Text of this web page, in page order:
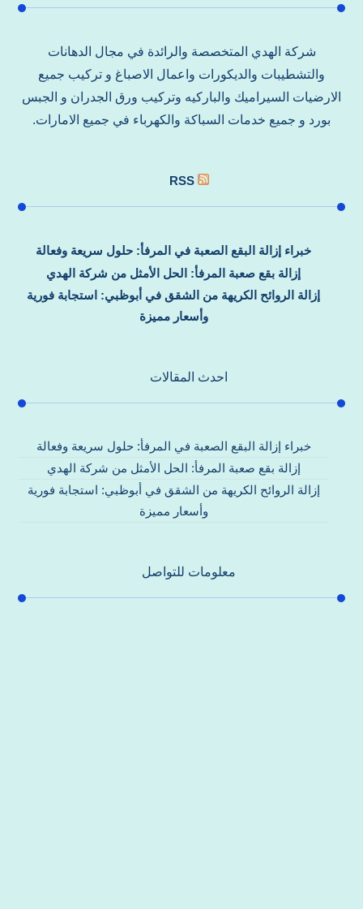
شركة الهدي المتخصصة والرائدة في مجال الدهانات
والتشطيبات والديكورات واعمال الاصباغ و تركيب جميع
الارضيات السيراميك والباركيه وتركيب ورق الجدران و الجبس
بورد و جميع خدمات السباكة والكهرباء في جميع الامارات.
RSS
خبراء إزالة البقع الصعبة في المرفأ: حلول سريعة وفعالة
إزالة بقع صعبة المرفأ: الحل الأمثل من شركة الهدي
إزالة الروائح الكريهة من الشقق في أبوظبي: استجابة فورية
وأسعار مميزة
احدث المقالات
خبراء إزالة البقع الصعبة في المرفأ: حلول سريعة وفعالة
إزالة بقع صعبة المرفأ: الحل الأمثل من شركة الهدي
إزالة الروائح الكريهة من الشقق في أبوظبي: استجابة فورية
وأسعار مميزة
معلومات للتواصل